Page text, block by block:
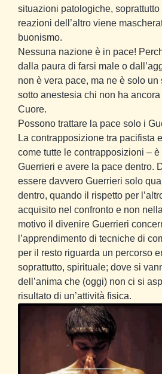
situazioni patologiche,
reazioni dell’altro viene
buonismo.
Nessuna nazione è in pace!
dalla paura di farsi male o
non è vera pace, ma ne è solo
sotto anestesia chi non ha
Cuore.
Possono trattare la pace solo i
La contrapposizione tra pacifista
come tutte le contrapposizioni –
Guerrieri e avere la pace dentro.
essere davvero Guerrieri solo
dentro, quando il rispetto per
acquisito nel confronto e non
motivo il divenire Guerrieri
l’apprendimento di tecniche di
per il resto riguarda un percorso
soprattutto, spirituale; dove si
dell’anima che (oggi) non ci si
risultato di un’attività fisica.